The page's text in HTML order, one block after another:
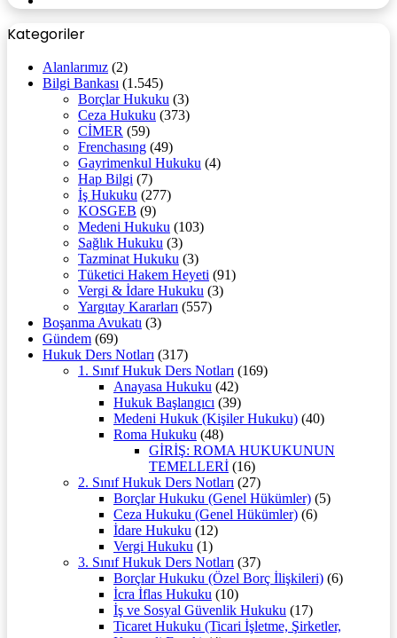
Kategoriler
Alanlarımız (2)
Bilgi Bankası (1.545)
Borçlar Hukuku (3)
Ceza Hukuku (373)
CİMER (59)
Frenchasıng (49)
Gayrimenkul Hukuku (4)
Hap Bilgi (7)
İş Hukuku (277)
KOSGEB (9)
Medeni Hukuku (103)
Sağlık Hukuku (3)
Tazminat Hukuku (3)
Tüketici Hakem Heyeti (91)
Vergi & İdare Hukuku (3)
Yargıtay Kararları (557)
Boşanma Avukatı (3)
Gündem (69)
Hukuk Ders Notları (317)
1. Sınıf Hukuk Ders Notları (169)
Anayasa Hukuku (42)
Hukuk Başlangıcı (39)
Medeni Hukuk (Kişiler Hukuku) (40)
Roma Hukuku (48)
GİRİŞ: ROMA HUKUKUNUN
TEMELLERİ (16)
2. Sınıf Hukuk Ders Notları (27)
Borçlar Hukuku (Genel Hükümler) (5)
Ceza Hukuku (Genel Hükümler) (6)
İdare Hukuku (12)
Vergi Hukuku (1)
3. Sınıf Hukuk Ders Notları (37)
Borçlar Hukuku (Özel Borç İlişkileri) (6)
İcra İflas Hukuku (10)
İş ve Sosyal Güvenlik Hukuku (17)
Ticaret Hukuku (Ticari İşletme, Şirketler,